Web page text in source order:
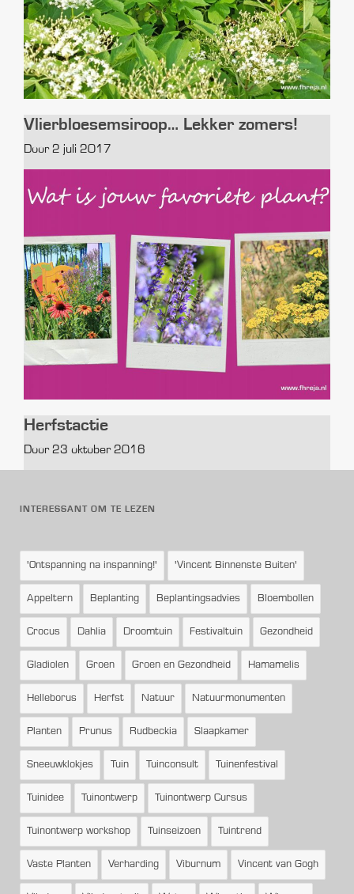
Vlierbloesemsiroop… Lekker zomers!
Door 2 juli 2017
Herfstactie
Door 23 oktober 2016
INTERESSANT OM TE LEZEN
'Ontspanning na inspanning!' 'Vincent Binnenste Buiten'
Appeltern Beplanting Beplantingsadvies Bloembollen
Crocus Dahlia Droomtuin Festivaltuin Gezondheid
Gladiolen Groen Groen en Gezondheid Hamamelis
Helleborus Herfst Natuur Natuurmonumenten
Planten Prunus Rudbeckia Slaapkamer
Sneeuwklokjes Tuin Tuinconsult Tuinenfestival
Tuinidee Tuinontwerp Tuinontwerp Cursus
Tuinontwerp workshop Tuinseizoen Tuintrend
Vaste Planten Verharding Viburnum Vincent van Gogh